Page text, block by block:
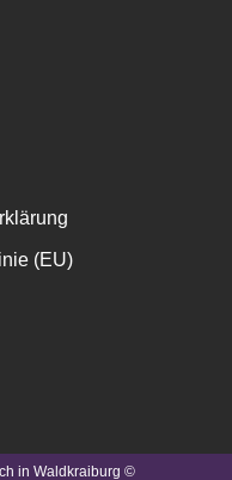
(EU)
in Waldkraiburg ©